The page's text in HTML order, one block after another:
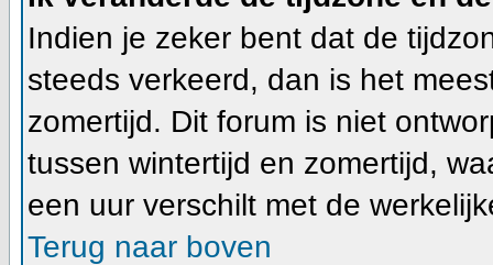
Indien je zeker bent dat de
steeds verkeerd, dan is het
zomertijd. Dit forum is niet
tussen wintertijd en zomertijd,
een uur verschilt met de
Terug naar boven